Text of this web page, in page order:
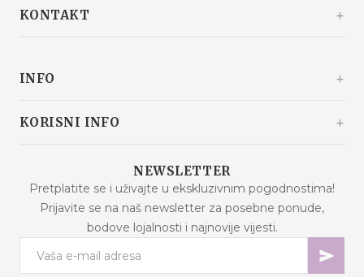
KONTAKT
Hrvatska
Pon. - Pet.: 09h - 15h
INFO
O nama
Proizvodi na sniženju
Novi proizvodi
Najprodavaniji proizvodi
Mapa stranice
KORISNI INFO
Česta pitanja
Uvjeti kupnje
Sigurnost podataka
Načini plaćanja
NEWSLETTER
Pretplatite se i uživajte u ekskluzivnim pogodnostima!
Prijavite se na naš newsletter za posebne ponude,
bodove lojalnosti i najnovije vijesti.